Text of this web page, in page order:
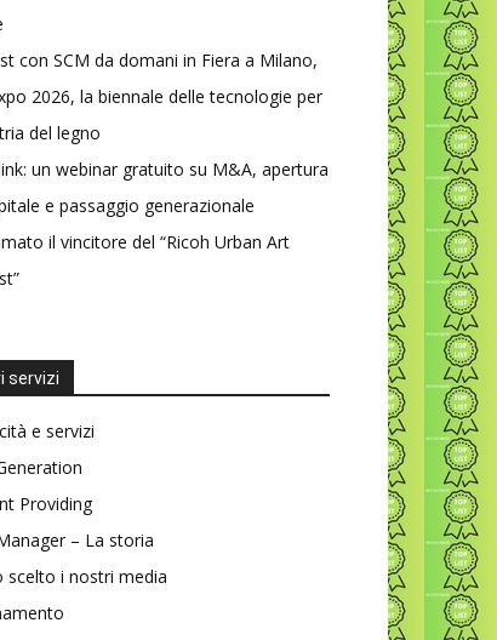
con SCM da domani in Fiera a Milano,
2026, la biennale delle tecnologie per
del legno
un webinar gratuito su M&A, apertura
e passaggio generazionale
il vincitore del “Ricoh Urban Art
servizi
e servizi
Providing
– La storia
scelto i nostri media